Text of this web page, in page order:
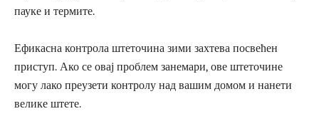
пауке и термите.
Ефикасна контрола штеточина зими захтева посвећен
приступ. Ако се овај проблем занемари, ове штеточине
могу лако преузети контролу над вашим домом и нанети
велике штете.